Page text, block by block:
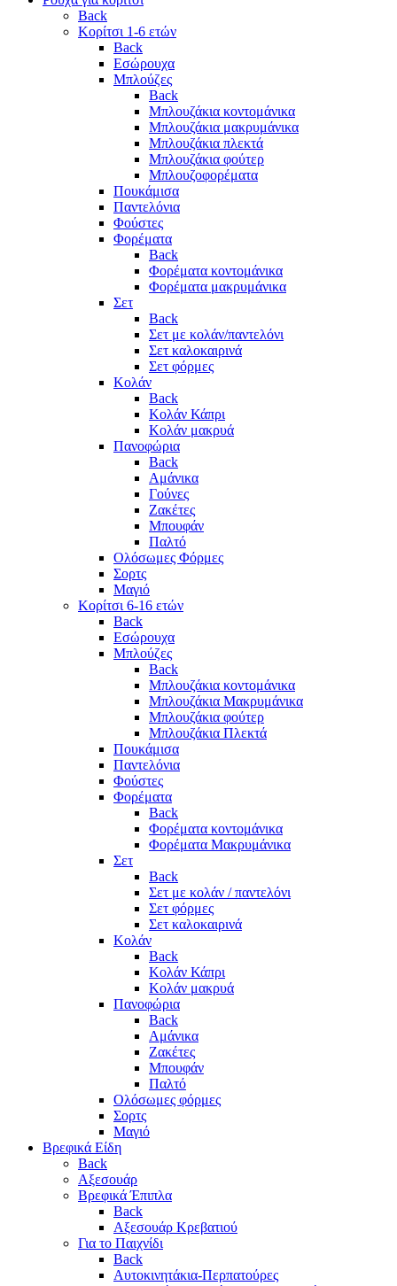
Back
Κορίτσι 1-6 ετών
Back
Εσώρουχα
Μπλούζες
Back
Μπλουζάκια κοντομάνικα
Μπλουζάκια μακρυμάνικα
Μπλουζάκια πλεκτά
Μπλουζάκια φούτερ
Μπλουζοφορέματα
Πουκάμισα
Παντελόνια
Φούστες
Φορέματα
Back
Φορέματα κοντομάνικα
Φορέματα μακρυμάνικα
Σετ
Back
Σετ με κολάν/παντελόνι
Σετ καλοκαιρινά
Σετ φόρμες
Κολάν
Back
Κολάν Κάπρι
Κολάν μακρυά
Πανοφώρια
Back
Αμάνικα
Γούνες
Ζακέτες
Μπουφάν
Παλτό
Ολόσωμες Φόρμες
Σορτς
Μαγιό
Κορίτσι 6-16 ετών
Back
Εσώρουχα
Μπλούζες
Back
Μπλουζάκια κοντομάνικα
Μπλουζάκια Μακρυμάνικα
Μπλουζάκια φούτερ
Μπλουζάκια Πλεκτά
Πουκάμισα
Παντελόνια
Φούστες
Φορέματα
Back
Φορέματα κοντομάνικα
Φορέματα Μακρυμάνικα
Σετ
Back
Σετ με κολάν / παντελόνι
Σετ φόρμες
Σετ καλοκαιρινά
Κολάν
Back
Κολάν Κάπρι
Κολάν μακρυά
Πανοφώρια
Back
Αμάνικα
Ζακέτες
Μπουφάν
Παλτό
Ολόσωμες φόρμες
Σορτς
Μαγιό
Βρεφικά Είδη
Back
Αξεσουάρ
Βρεφικά Έπιπλα
Back
Αξεσουάρ Κρεβατιού
Για το Παιχνίδι
Back
Αυτοκινητάκια-Περπατούρες